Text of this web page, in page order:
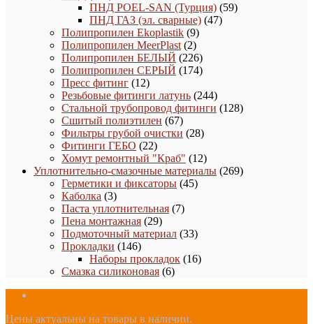
товаров
ПНД POEL-SAN (Турция) 5959
ПНД ГАЗ (эл. сварные) 4747
Полипропилен Ekoplastik 99
товаров
Полипропилен MeerPlast 22
товара
Полипропилен БЕЛЫЙ 226226
товаров
Полипропилен СЕРЫЙ 174174
Пресс фитинг 1212
товаров
Резьбовые фитинги латунь 244244
товара
Стальной трубопровод фитинги 128128
Сшитый полиэтилен 6767
товаров
Фильтры грубой очистки 2828
Фитинги ГЕБО 2222
товара
Хомут ремонтный "Краб" 1212
товаров
Уплотнительно-смазочные материалы 269269
Герметики и фиксаторы 4545
Каболка 33
товара
Паста уплотнительная 77
Пена монтажная 2929
товаров
Подмоточный материал 3333
Прокладки 146146
товаров
Наборы прокладок 1616
Смазка силиконовая 66
Цены актуальны на товары в наличии.